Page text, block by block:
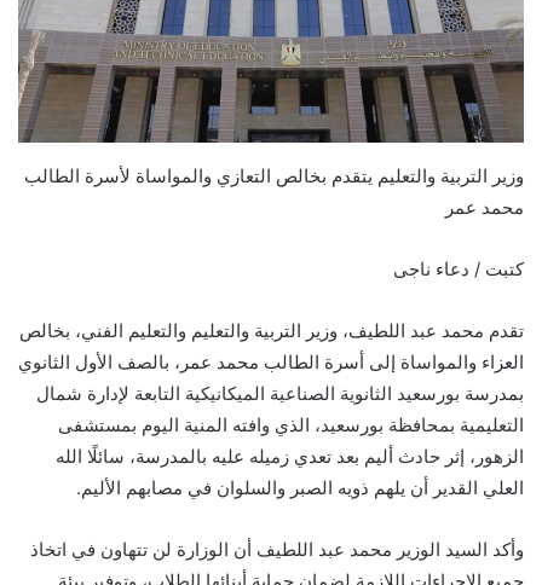
وزير التربية والتعليم يتقدم بخالص التعازي والمواساة لأسرة الطالب
محمد عمر
كتبت / دعاء ناجى
تقدم محمد عبد اللطيف، وزير التربية والتعليم والتعليم الفني، بخالص
العزاء والمواساة إلى أسرة الطالب محمد عمر، بالصف الأول الثانوي
بمدرسة بورسعيد الثانوية الصناعية الميكانيكية التابعة لإدارة شمال
التعليمية بمحافظة بورسعيد، الذي وافته المنية اليوم بمستشفى
الزهور، إثر حادث أليم بعد تعدي زميله عليه بالمدرسة، سائلًا الله
العلي القدير أن يلهم ذويه الصبر والسلوان في مصابهم الأليم.
وأكد السيد الوزير محمد عبد اللطيف أن الوزارة لن تتهاون في اتخاذ